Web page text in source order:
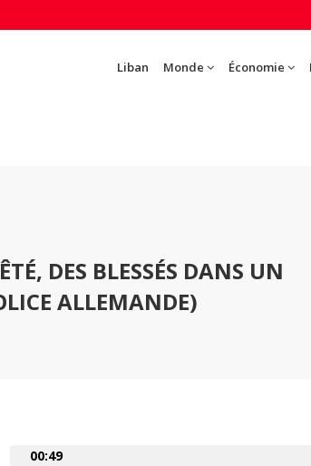
Liban Monde Économie
DES BLESSÉS DANS UN
ALLEMANDE)
00:49